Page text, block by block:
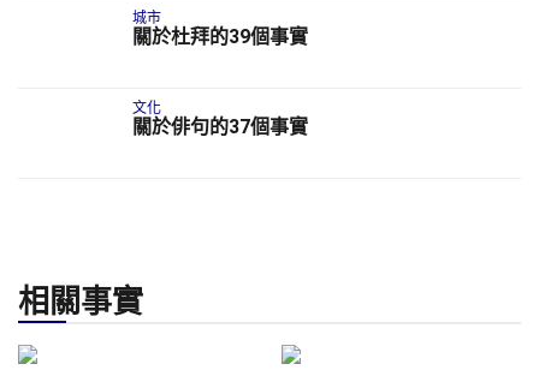
城市
關於杜拜的39個事實
文化
關於俳句的37個事實
相關事實